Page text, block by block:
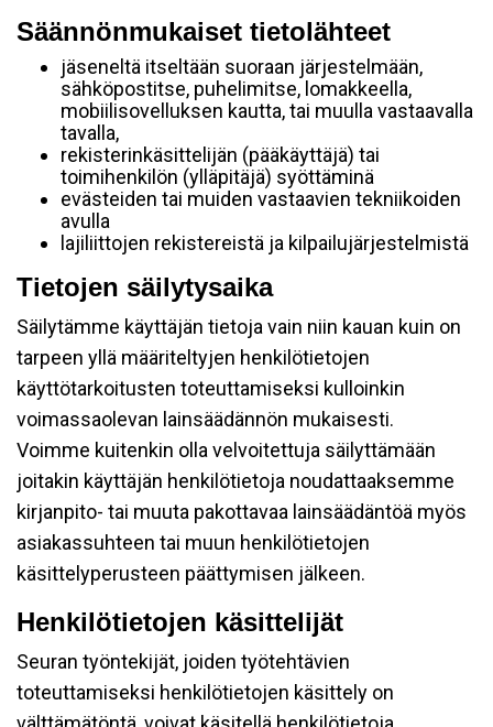
Säännönmukaiset tietolähteet
jäseneltä itseltään suoraan järjestelmään,
sähköpostitse, puhelimitse, lomakkeella,
mobiilisovelluksen kautta, tai muulla vastaavalla
tavalla,
rekisterinkäsittelijän (pääkäyttäjä) tai
toimihenkilön (ylläpitäjä) syöttäminä
evästeiden tai muiden vastaavien tekniikoiden
avulla
lajiliittojen rekistereistä ja kilpailujärjestelmistä
Tietojen säilytysaika
Säilytämme käyttäjän tietoja vain niin kauan kuin on
tarpeen yllä määriteltyjen henkilötietojen
käyttötarkoitusten toteuttamiseksi kulloinkin
voimassaolevan lainsäädännön mukaisesti.
Voimme kuitenkin olla velvoitettuja säilyttämään
joitakin käyttäjän henkilötietoja noudattaaksemme
kirjanpito- tai muuta pakottavaa lainsäädäntöä myös
asiakassuhteen tai muun henkilötietojen
käsittelyperusteen päättymisen jälkeen.
Henkilötietojen käsittelijät
Seuran työntekijät, joiden työtehtävien
toteuttamiseksi henkilötietojen käsittely on